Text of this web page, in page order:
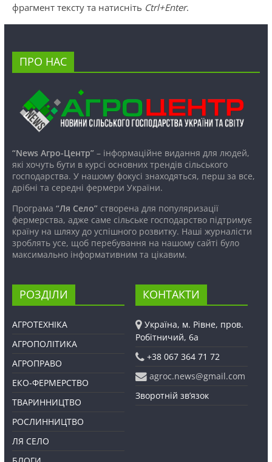
фрагмент тексту та натисніть Ctrl+Enter.
ПРО НАС
“News Агро-Центр”– інформаційне видання для людей,
які хочуть бути в курсі основних трендів сільського
господарства. У нашому фокусі знаходяться, перш за все,
дрібні та середні фермери України.
Програма “Ля Село”створена для популяризації
фермерства, адже саме сільське господарство підтримує
країну на шляху до успішного розвитку. Наші журналісти
зроблять усе, щоб перебування на нашому сайті було
максимально інформативним та цікавим.
РОЗДІЛИ
АГРОТЕХНІКА
АГРОПОЛІТИКА
АГРОПРАВО
ЕКО-ФЕРМЕРСТВО
ТВАРИННИЦТВО
РОСЛИННИЦТВО
ЛЯ СЕЛО
КОНТАКТИ
Україна, м. Рівне, пров.
Робітничий, 6а
+38 067 364 71 72
agroc.news@gmail.com
Зворотній зв’язок